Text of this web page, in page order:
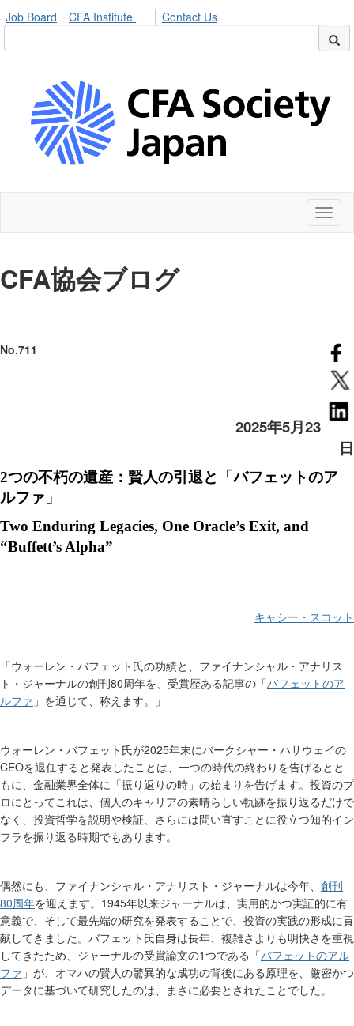
Job Board CFA Institute Contact Us
CFA協会ブログ
No.711
2025年5月23
日
2つの不朽の遺産：賢人の引退と「バフェットのア
ルファ」
Two Enduring Legacies, One Oracle’s Exit, and
“Buffett’s Alpha”
キャシー・スコット
「ウォーレン・バフェット氏の功績と、ファイナンシャル・アナリス
ト・ジャーナルの創刊 80 周年を、受賞歴ある記事の「バフェットのア
ルファ 」を通じて、称えます。」
ウォーレン・バフェット氏が2025年末にバークシャー・ハサウェイの
CEOを退任すると発表したことは、一つの時代の終わりを告げるとと
もに、金融業界全体に「振り返りの時」の始まりを告げます。投資のプ
ロにとってこれは、個人のキャリアの素晴らしい軌跡を振り返るだけで
なく、投資哲学を説明や検証、さらには問い直すことに役立つ知的イン
フラを振り返る時期でもあります。
偶然にも、ファイナンシャル・アナリスト・ジャーナルは今年、 創刊
80 周年を迎えます。 1945年以来ジャーナルは、実用的かつ実証的に有
意義で、そして最先端の研究を発表することで、投資の実践の形成に貢
献してきました。バフェット氏自身は長年、複雑さよりも明快さを重視
してきたため、ジャーナルの受賞論文の1 つである「バフェットのアル
ファ 」が、オマハの賢人の驚異的な成功の背後にある原理を、厳密かつ
データに基づいて研究したのは、まさに必要とされたことでした。